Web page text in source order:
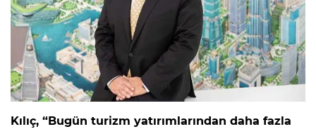
Kılıç, “Bugün turizm yatırımlarından daha fazla